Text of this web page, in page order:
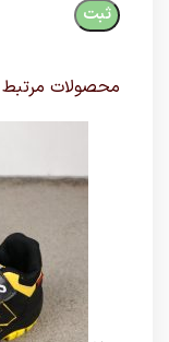
محصولات مرتبط